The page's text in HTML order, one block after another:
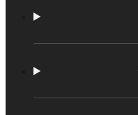
Mac產品